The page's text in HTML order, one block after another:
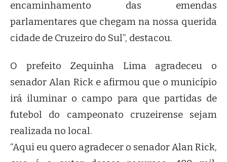
encaminhamento das emendas
parlamentares que chegam na nossa querida
cidade de Cruzeiro do Sul”, destacou.
O prefeito Zequinha Lima agradeceu o
senador Alan Rick e afirmou que o município
irá iluminar o campo para que partidas de
futebol do campeonato cruzeirense sejam
realizada no local.
“Aqui eu quero agradecer o senador Alan Rick,